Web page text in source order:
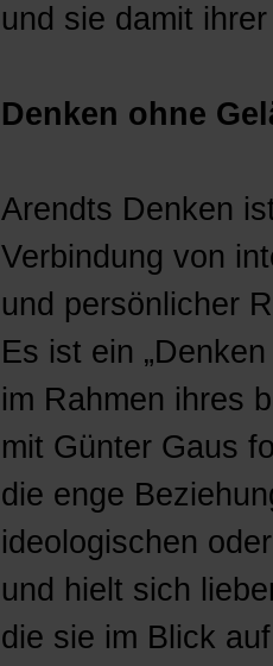
und sie damit
Denken ohne
Arendts Denken
Verbindung von
und persönlicher
Es ist ein
im Rahmen ihres
mit Günter Gaus
die enge
ideologischen
und hielt sich
die sie im Blick